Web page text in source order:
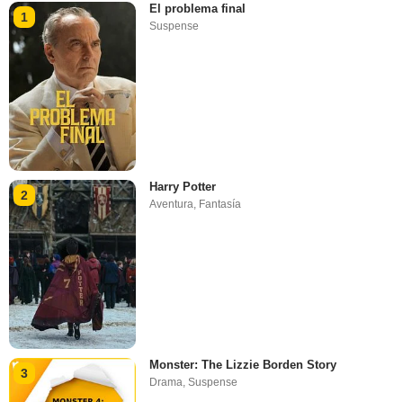
1
El problema final
Suspense
2
Harry Potter
Aventura, Fantasía
3
Monster: The Lizzie Borden Story
Drama,Suspense